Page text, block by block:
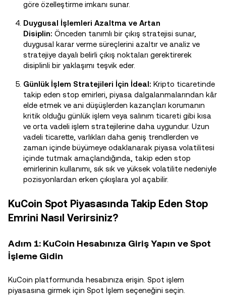
göre özelleştirme imkanı sunar.
Duygusal İşlemleri Azaltma ve Artan
Disiplin: Önceden tanımlı bir çıkış stratejisi sunar,
duygusal karar verme süreçlerini azaltır ve analiz ve
stratejiye dayalı belirli çıkış noktaları gerektirerek
disiplinli bir yaklaşımı teşvik eder.
Günlük İşlem Stratejileri İçin İdeal: Kripto ticaretinde
takip eden stop emirleri, piyasa dalgalanmalarından kâr
elde etmek ve ani düşüşlerden kazançları korumanın
kritik olduğu günlük işlem veya salınım ticareti gibi kısa
ve orta vadeli işlem stratejilerine daha uygundur. Uzun
vadeli ticarette, varlıkları daha geniş trendlerden ve
zaman içinde büyümeye odaklanarak piyasa volatilitesi
içinde tutmak amaçlandığında, takip eden stop
emirlerinin kullanımı, sık sık ve yüksek volatilite nedeniyle
pozisyonlardan erken çıkışlara yol açabilir.
KuCoin Spot Piyasasında Takip Eden Stop
Emrini Nasıl Verirsiniz?
Adım 1: KuCoin Hesabınıza Giriş Yapın ve Spot
İşleme Gidin
KuCoin platformunda hesabınıza erişin. Spot işlem
piyasasına girmek için Spot İşlem seçeneğini seçin.